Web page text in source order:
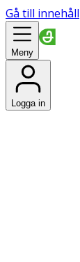
Gå till innehåll
Meny
Logga in